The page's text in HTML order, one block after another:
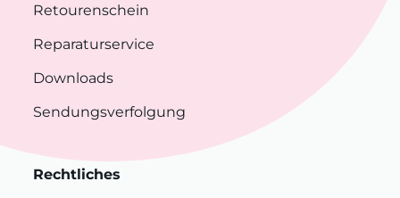
Retourenschein
Reparaturservice
Downloads
Sendungsverfolgung
Rechtliches